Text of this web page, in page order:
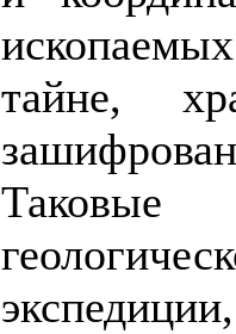
тайне,